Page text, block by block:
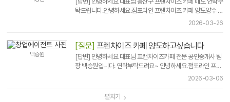
탁드립니다.안녕하세요.점포라인 프랜차이즈 카페 양도양수 전
문 공인중개사 백승원입니다.빠른 매매 원하신다면 연락주세
2026-03-26
백승원
[질문] 프렌차이즈 카페 양도하고싶습니다
[답변] 안녕하세요 대표님 프랜차이즈카페 전문 공인중개사 팀
장 백승원입니다. 연락부탁드려요~ 안녕하세요.점포라인 프랜
2026-03-06
펼치기